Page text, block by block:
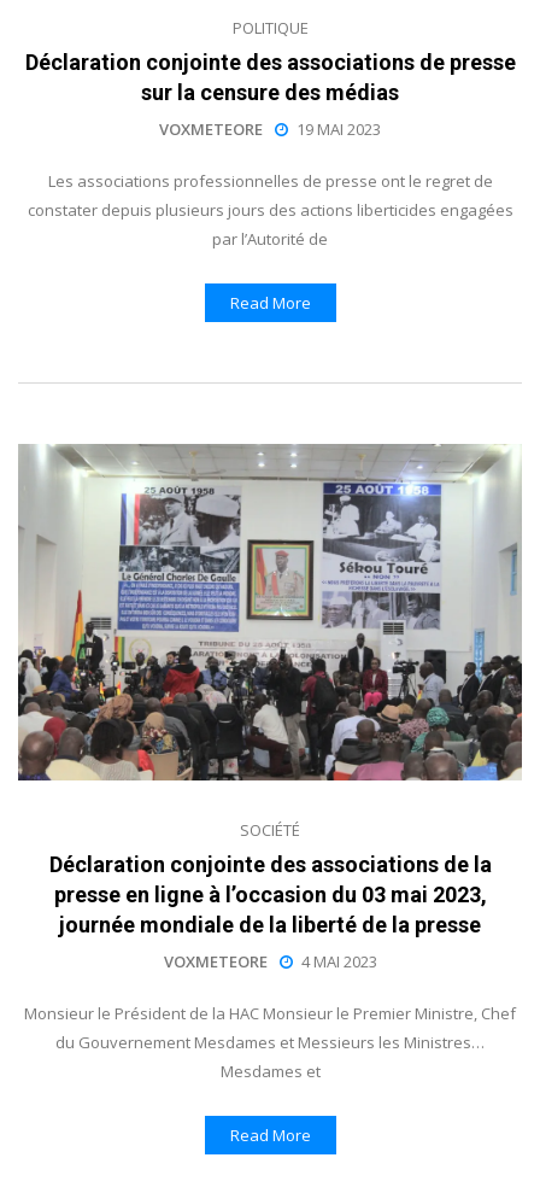
POLITIQUE
Déclaration conjointe des associations de presse
sur la censure des médias
VOXMETEORE 19 MAI 2023
Les associations professionnelles de presse ont le regret de
constater depuis plusieurs jours des actions liberticides engagées
par l’Autorité de
Read More
SOCIÉTÉ
Déclaration conjointe des associations de la
presse en ligne à l’occasion du 03 mai 2023,
journée mondiale de la liberté de la presse
VOXMETEORE 4 MAI 2023
Monsieur le Président de la HAC Monsieur le Premier Ministre, Chef
du Gouvernement Mesdames et Messieurs les Ministres…
Mesdames et
Read More